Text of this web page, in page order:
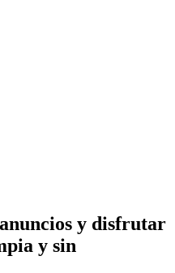
y disfrutar
y sin